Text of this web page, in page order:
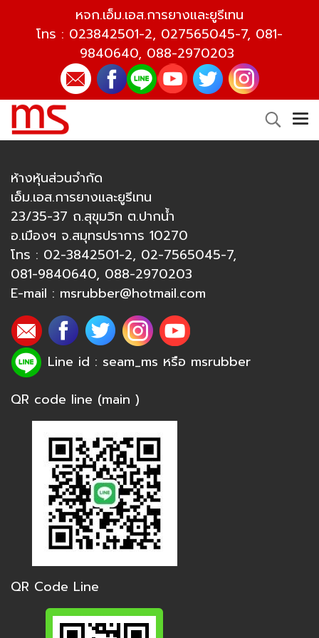
หจก.เอ็ม.เอส.การยางและยูรีเทน
โทร : 023842501-2, 027565045-7, 081-
9840640, 088-2970203
ห้างหุ้นส่วนจำกัด
เอ็ม.เอส.การยางและยูรีเทน
23/35-37 ถ.สุขุมวิท ต.ปากน้ำ
อ.เมืองฯ จ.สมุทรปราการ 10270
โทร : 02-3842501-2, 02-7565045-7,
081-9840640, 088-2970203
E-mail : msrubber@hotmail.com
Line id : seam_ms หรือ msrubber
QR code line (main )
QR Code Line